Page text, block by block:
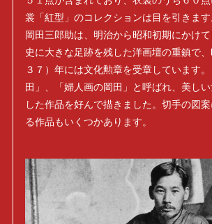
裳「紅型」のコレクションは目を引きます
岡田三郎助は、明治から昭和初期にかけ
史に大きな足跡を残した洋画壇の重鎮で
３７）年には文化勲章を受章しています
田」、「婦人画の岡田」と呼ばれ、美し
した作品を好んで描きました。切手の図
る作品もいくつかあります。